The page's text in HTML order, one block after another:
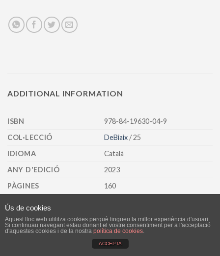
ADDITIONAL INFORMATION
ISBN
978-84-19630-04-9
COL·LECCIÓ
DeBiaix / 25
IDIOMA
Català
ANY D'EDICIÓ
2023
PÀGINES
160
AVÍS LEGAL
POLÍTICA DE PRIVACITAT
POLÍTICA DE VENDA, ENTREGA, ANUL·LACIONS I DEVOLUCIONS
Copyright 2026 © Lleonard Muntaner Editor
Ús de cookies
Aquest lloc web utilitza cookies perquè tingueu la millor experiència d'usuari.
Si continuau navegant estau donant el vostre consentiment per a l'acceptació
d'aquestes cookies i de la nostra política de cookies.
ACCEPTA